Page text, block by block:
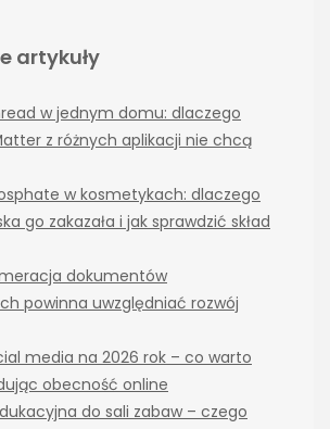
artykuły
w jednym domu: dlaczego
z różnych aplikacji nie chcą
w kosmetykach: dlaczego
go zakazała i jak sprawdzić skład
dokumentów
powinna uwzględniać rozwój
media na 2026 rok – co warto
obecność online
do sali zabaw – czego